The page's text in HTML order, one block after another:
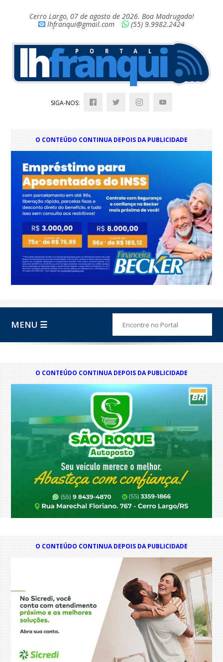
Cerro Largo, 07 de agosto de 2026. Boa Madrugada!
lhfranqui@gmail.com
(55) 9.9982.2424
SIGA-NOS:
O CONTEÚDO CONTINUA DEPOIS DA PUBLICIDADE
MENU ☰
O CONTEÚDO CONTINUA DEPOIS DA PUBLICIDADE
O CONTEÚDO CONTINUA DEPOIS DA PUBLICIDADE